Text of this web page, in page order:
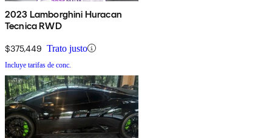
2023 Lamborghini Huracan
Tecnica RWD
$375,449 Trato justo
Incluye tarifas de conc.